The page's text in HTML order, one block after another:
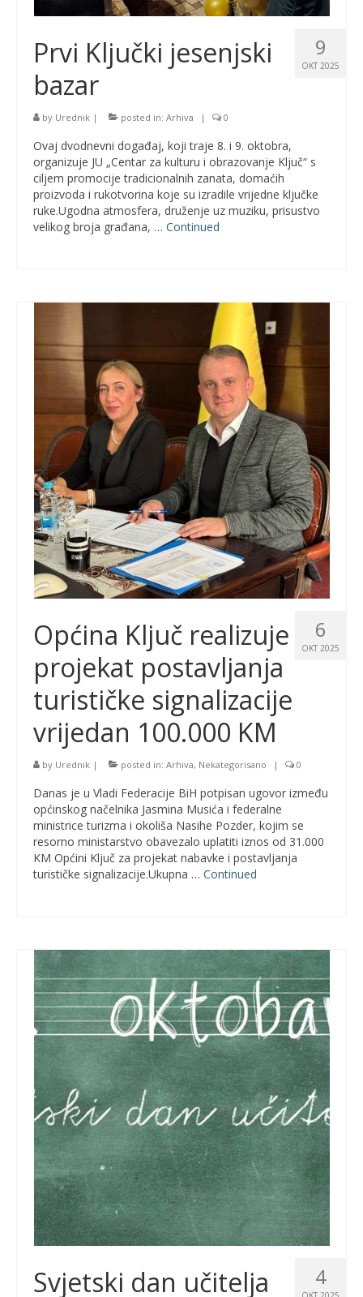
9
OKT 2025
Prvi Ključki jesenjski
bazar
by Urednik | posted in: Arhiva | 0
Ovaj dvodnevni događaj, koji traje 8. i 9. oktobra,
organizuje JU „Centar za kulturu i obrazovanje Ključ“ s
ciljem promocije tradicionalnih zanata, domaćih
proizvoda i rukotvorina koje su izradile vrijedne ključke
ruke.Ugodna atmosfera, druženje uz muziku, prisustvo
velikog broja građana, … Continued
6
OKT 2025
Općina Ključ realizuje
projekat postavljanja
turističke signalizacije
vrijedan 100.000 KM
by Urednik | posted in: Arhiva, Nekategorisano | 0
Danas je u Vladi Federacije BiH potpisan ugovor između
općinskog načelnika Jasmina Musića i federalne
ministrice turizma i okoliša Nasihe Pozder, kojim se
resorno ministarstvo obavezalo uplatiti iznos od 31.000
KM Općini Ključ za projekat nabavke i postavljanja
turističke signalizacije.Ukupna … Continued
4
Svjetski dan učitelja